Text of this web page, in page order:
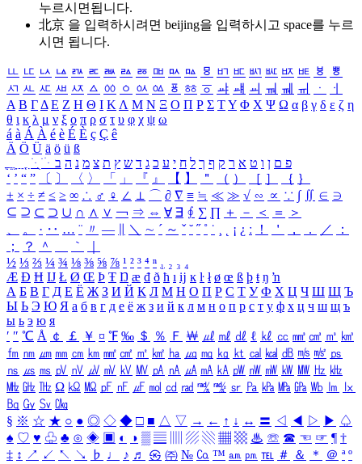
누르시면됩니다.
北京 을 입력하시려면 beijing을 입력하시고 space를 누르
시면 됩니다.
ㅥ ㅦ ㅧ ㅨ ㅩ ㅪ ㅫ ㅬ ㅭ ㅮ ㅯ ㅰ ㅱ ㅲ ㅳ ㅴ ㅵ ㅶ ㅷ ㅸ
ㅹ
ㅺ ㅻ ㅼ ㅽ ㅾ ㅿ ㆀ ㆁ ㆂ ㆃ ㆄ ㆅ ㆆ ㆇ ㆈ ㆉ ㆊ ㆋ ㆌ ㆍ
ㆎ
Α Β ΓΔ Ε Ζ Η Θ Ι ΚΛ Μ Ν Ξ Ο Π Ρ Σ ΤΥ Φ Χ Ψ Ω α β γ δ ε ζ η
θ ι κ λ μ ν ξ ο π ρ σ τ υ φ χ ψ ω
á à Á À é è É È ç Ç ê
Ä Ö Ü ä ö ü ß
ִֶֹ ֻּ ׁׂ פ ם ן ו ט א ר ק ף ך ל ח י ע כ ג ד ש ץ ת צ מ נ ה ב
‘ ’ “ ” 〔 〕 〈 〉 「 」 『 』 【 】 ＂ （ ） ［ ］ ｛ ｝
± × ÷ ≠ ≤ ≥ ∞ ∴ ♂ ♀ ∠ ⊥ ⌒ ∂ ∇ ≡ ≒ ≪ ≫ √ ∽ ∝ ∵ ∫ ∬ ∈ ∋
⊆ ⊇ ⊂ ⊃ ∪ ∩ ∧ ∨ ￢ ⇒ ⇔ ∀ ∃ ∮ ∑ ∏ ＋ － ＜ ＝
＞
、
。 · ‥ … ¨ 〃 ― ＼ ∼ ´ ～ ˇ ˘ ˝ ˚ ˙ ¸ ¡ ¿ ː ！ ＇ ， ． ／
：
；
？ ＾ ｀
½ ⅓ ⅔ ¼ ¾ ⅛ ⅜ ⅝ ⅞ ¹ ² ³ ⁴ ⁿ ₁ ₂ ₃ ₄
Æ Ð Ħ Ĳ Ł Ø Œ Þ Ŧ Ŋ æ đ ð ħ ı ĳ ĸ ŀ ł ø œ ß þ ŧ ŋ ŉ
А Б В Г Д Е Ё Ж З И Й К Л М Н О П Р С Т У Ф Х Ц Ч Ш Щ Ъ
Ы Ь Э Ю Я а б в г д е ё ж з и й к л м н о п р с т у ф х ц ч ш щ ъ
ы ь э ю я
′ ″ ℃ Å ￠ ￡ ￥ ¤ ℉ ‰ ＄ ％ Ｆ ￦ ㎕ ㎖ ㎗ ℓ ㎘ ㏄ ㎣ ㎤ ㎥ ㎦
㎙ ㎚ ㎛ ㎜ ㎝ ㎞ ㎟ ㎠ ㎡ ㎢ ㏊ ㎍ ㎎ ㎏ ㏏ ㎈ ㎉ ㏈ ㎧ ㎨ ㎰
㎱ ㎲ ㎳ ㎴ ㎵ ㎶ ㎷ ㎸ ㎹ ㎀ ㎁ ㎂ ㎃ ㎄ ㎺ ㎻ ㎽ ㎾ ㎿ ㎐ ㎑
㎒ ㎓ ㎔ Ω ㏀ ㏁ ㎊ ㎋ ㎌ ㏖ ㏅ ㎭ ㎮ ㎯ ㏛ ㎩ ㎪ ㎫ ㎬ ㏝ ㏐
㏓
㏃ ㏉ ㏜ ㏆
§ ※ ☆ ★ ○ ● ◎ ◇ ◆ □ ■ △ ▽ → ← ↑ ↓ ↔ 〓 ◁ ◀ ▷ ▶ ♤
♠ ♡ ♥ ♧ ♣ ⊙ ◈ ▣ ◐ ◑ ▒ ▤ ▨ ▧ ▦ ▩ ♨ ☏ ☎ ☜ ☞ ¶ †
‡ ↕ ↗ ↙ ↖ ↘ ♭ ♩ ♪ ♬ ㉿ ㈜ № ㏇ ™ ㏂ ㏘ ℡ ＃ ＆ ＊ ＠ ª º